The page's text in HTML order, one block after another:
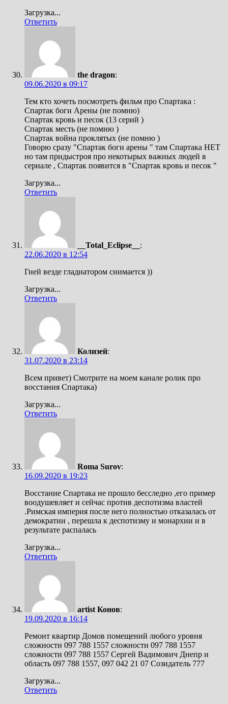
Загрузка...
Ответить
the dragon:
09.06.2020 в 09:17
Тем кто хочеть посмотреть фильм про Спартака :
Спартак боги Арены (не помню)
Спартак кровь и песок (13 серий )
Спартак месть (не помню )
Спартак война проклятых (не помню )
Говорю сразу "Спартак боги арены " там Спартака НЕТ
но там придыстроя про некотырых важных людей в
сериале , Спартак появится в "Спартак кровь и песок "
Загрузка...
Ответить
__Total_Eclipse__ :
22.06.2020 в 12:54
Гней везде гладиатором снимается ))
Загрузка...
Ответить
Колизей:
31.07.2020 в 23:14
Всем привет) Смотрите на моем канале ролик про
восстания Спартака)
Загрузка...
Ответить
Roma Surov:
16.09.2020 в 19:23
Восстание Спартака не прошло бесследно ,его пример
воодушевляет и сейчас против деспотизма властей
.Римская империя после него полностью отказалась от
демократии , перешла к деспотизму и монархии и в
результате распалась
Загрузка...
Ответить
artist Конов:
19.09.2020 в 16:14
Ремонт квартир Домов помещений любого уровня
сложности 097 788 1557 сложности 097 788 1557
сложности 097 788 1557 Сергей Вадимович Днепр и
область 097 788 1557, 097 042 21 07 Созидатель 777
Загрузка...
Ответить